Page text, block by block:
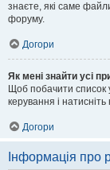
знаєте, які саме
форуму.
Догори
Як мені знайти усі
Щоб побачити список
керування і
Догори
Інформація про